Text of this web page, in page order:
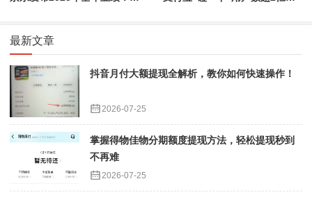
最新文章
抖音月付大额提现全解析，教你如何快速操作！
2026-07-25
掌握得物佳物分期额度提现方法，轻松提现秒到
不再难
2026-07-25